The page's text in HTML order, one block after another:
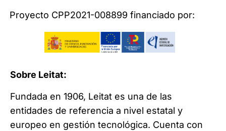
Proyecto CPP2021-008899 financiado por:
Sobre Leitat:
Fundada en 1906, Leitat es una de las
entidades de referencia a nivel estatal y
europeo en gestión tecnológica. Cuenta con